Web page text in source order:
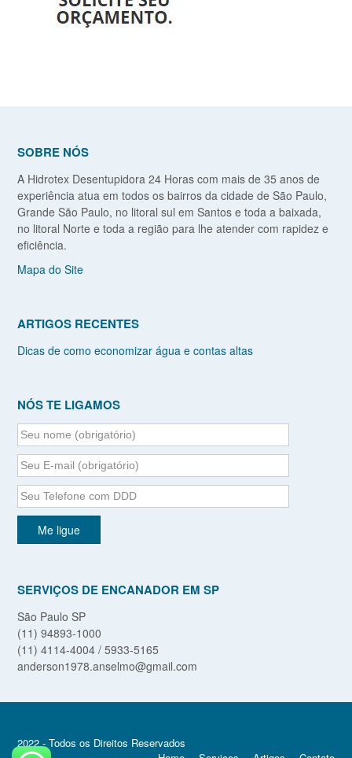
SOBRE NÓS
A Hidrotex Desentupidora 24 Horas com mais de 35 anos de
experiência atua em todos os bairros da cidade de São Paulo,
Grande São Paulo, no litoral sul em Santos e toda a baixada,
no litoral Norte e toda a região para lhe atender com rapidez e
eficiência.
Mapa do Site
ARTIGOS RECENTES
Dicas de como economizar água e contas altas
NÓS TE LIGAMOS
SERVIÇOS DE ENCANADOR EM SP
São Paulo SP
(11) 94893-1000
(11) 4114-4004 / 5933-5165
anderson1978.anselmo@gmail.com
2022 - Todos os Direitos Reservados